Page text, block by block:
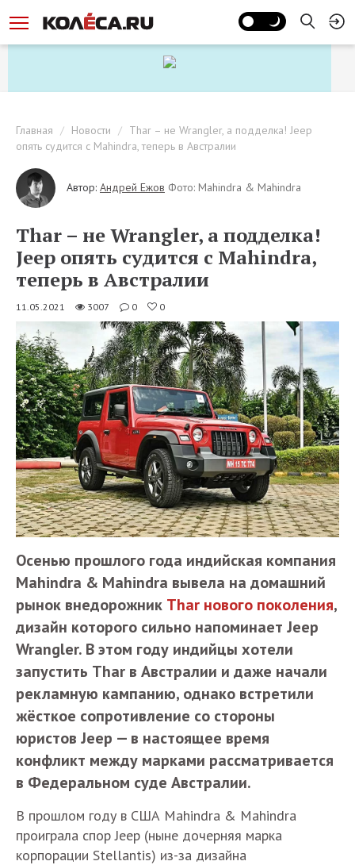
Главная Новости
Thar – не Wrangler, а подделка! Jeep
опять судится с Mahindra, теперь в Австралии
Автор: Андрей Ежов Фото: Mahindra & Mahindra
Thar – не Wrangler, а подделка!
Jeep опять судится с Mahindra,
теперь в Австралии
11.05.2021 3007 0 0
Осенью прошлого года индийская компания
Mahindra & Mahindra вывела на домашний
рынок внедорожник Thar нового поколения,
дизайн которого сильно напоминает Jeep
Wrangler. В этом году индийцы хотели
запустить Thar в Австралии и даже начали
рекламную кампанию, однако встретили
жёсткое сопротивление со стороны
юристов Jeep — в настоящее время
конфликт между марками рассматривается
в Федеральном суде Австралии.
В прошлом году в США Mahindra & Mahindra
проиграла спор Jeep (ныне дочерняя марка
корпорации Stellantis) из-за дизайна